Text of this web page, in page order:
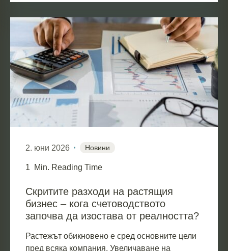
2. юни 2026 Новини
1 Min. Reading Time
Скритите разходи на растящия
бизнес – кога счетоводството
започва да изостава от реалността?
Растежът обикновено е сред основните цели
пред всяка компания. Увеличаване на